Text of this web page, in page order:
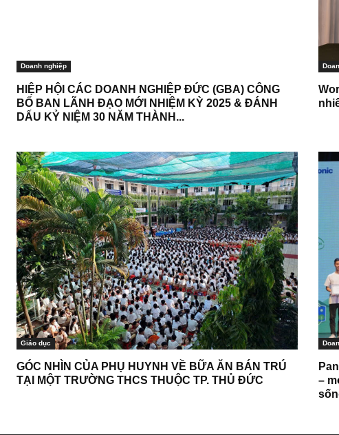
Doanh nghiệp
HIỆP HỘI CÁC DOANH NGHIỆP ĐỨC (GBA) CÔNG
BỐ BAN LÃNH ĐẠO MỚI NHIỆM KỲ 2025 & ĐÁNH
DẤU KỶ NIỆM 30 NĂM THÀNH...
Giáo dục
GÓC NHÌN CỦA PHỤ HUYNH VỀ BỮA ĂN BÁN TRÚ
TẠI MỘT TRƯỜNG THCS THUỘC TP. THỦ ĐỨC
–